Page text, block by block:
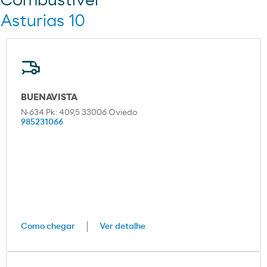
Asturias 10
BUENAVISTA
N-634 Pk: 409,5 33006 Oviedo
985231066
Como chegar Ver detalhe